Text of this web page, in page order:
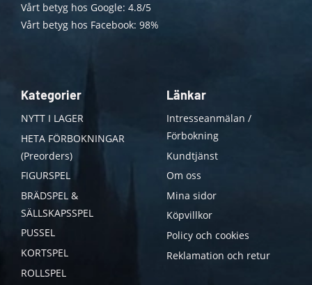
Vårt betyg hos Google: 4.8/5
Vårt betyg hos Facebook: 98%
Kategorier
NYTT I LAGER
HETA FÖRBOKNINGAR
(Preorders)
FIGURSPEL
BRÄDSPEL &
SÄLLSKAPSSPEL
PUSSEL
KORTSPEL
ROLLSPEL
Länkar
Intresseanmälan /
Förbokning
Kundtjänst
Om oss
Mina sidor
Köpvillkor
Policy och cookies
Reklamation och retur